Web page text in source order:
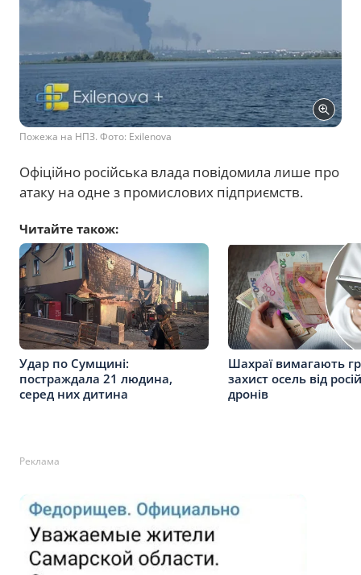
Пожежа на НПЗ. Фото: Exilenova
Офіційно російська влада повідомила лише про
атаку на одне з промислових підприємств.
Читайте також:
Удар по Сумщині:
постраждала 21 людина,
серед них дитина
Шахраї вимагають
захист осель від
дронів
Реклама